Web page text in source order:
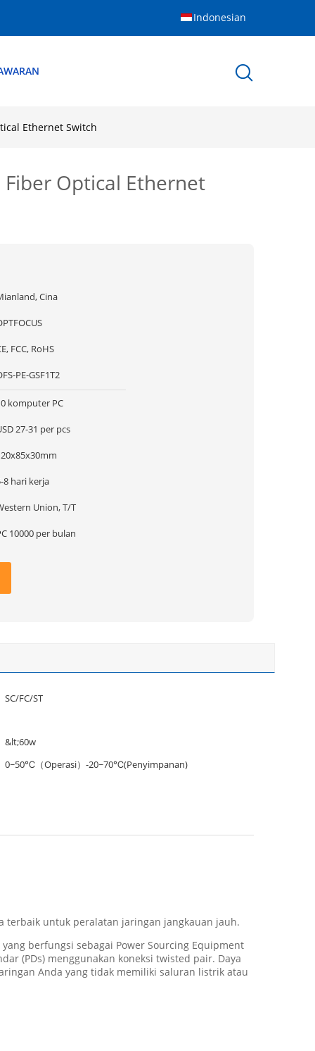
Indonesian
Ethernet Switch
Fiber Optical Ethernet
Cina
FCC, RoHS
PE-GSF1T2
komputer PC
27-31 per pcs
8 hari kerja
Union, T/T
10000 per bulan
SC/FC/ST
&lt;60w
0~50℃（Operasi）-20~70℃(Penyimpanan)
terbaik untuk peralatan jaringan jangkauan jauh.
yang berfungsi sebagai Power Sourcing Equipment
(PDs) menggunakan koneksi twisted pair. Daya
Anda yang tidak memiliki saluran listrik atau